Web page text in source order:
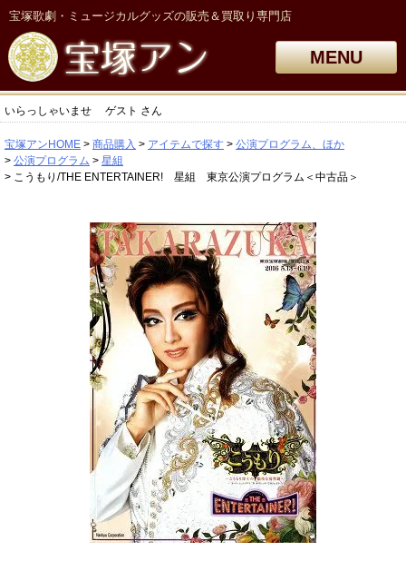
宝塚歌劇・ミュージカルグッズの販売＆買取り専門店
MENU
いらっしゃいませ ゲスト さん
宝塚アンHOME 商品購入 アイテムで探す
公演プログラム、ほか
公演プログラム
星組
こうもり/THE ENTERTAINER! 星組 東京公演プログラム＜中古品＞